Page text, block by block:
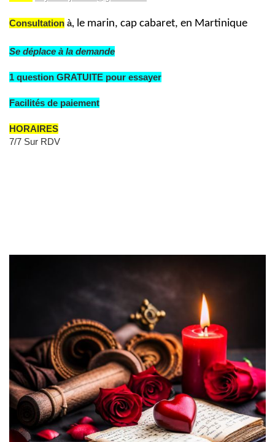
Consultation à, le marin, cap cabaret, en Martinique
Se déplace à la demande
1 question GRATUITE pour essayer
Facilités de paiement
HORAIRES
7/7 Sur RDV